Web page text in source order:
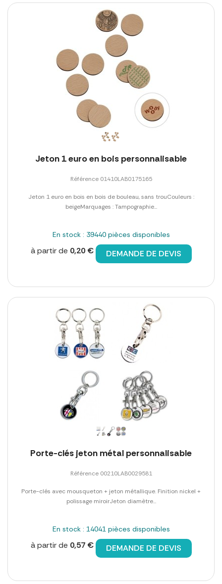
Jeton 1 euro en bois personnalisable
Référence 01410LAB0175165
Jeton 1 euro en bois en bois de bouleau, sans trouCouleurs :
beigeMarquages : Tampographie...
En stock : 39440 pièces disponibles
à partir de 0,20 € DEMANDE DE DEVIS
Porte-clés jeton métal personnalisable
Référence 00210LAB0029581
Porte-clés avec mousqueton + jeton métallique. Finition nickel +
polissage miroirJeton diamètre...
En stock : 14041 pièces disponibles
à partir de 0,57 € DEMANDE DE DEVIS